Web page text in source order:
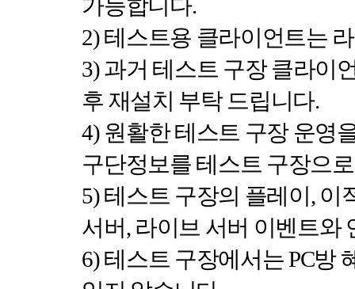
가능합니다.
2)테스트용 클라이언트는
3)과거 테스트 구장 클라이
후 재설치 부탁 드립니다.
4) 원활한 테스트 구장 운영
구단정보를 테스트 구장으
5)테스트 구장의 플레이, 이
서버, 라이브 서버 이벤트와
6)테스트 구장에서는PC방